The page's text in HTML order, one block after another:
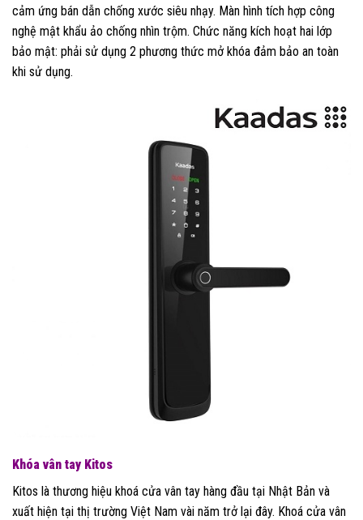
cảm ứng bán dẫn chống xước siêu nhạy. Màn hình tích hợp công
nghệ mật khẩu ảo chống nhìn trộm. Chức năng kích hoạt hai lớp
bảo mật: phải sử dụng 2 phương thức mở khóa đảm bảo an toàn
khi sử dụng.
Khóa vân tay Kitos
Kitos là thương hiệu khoá cửa vân tay hàng đầu tại Nhật Bản và
xuất hiện tại thị trường Việt Nam vài năm trở lại đây. Khoá cửa vân